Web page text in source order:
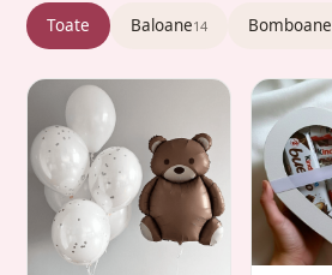
Toate Baloane14